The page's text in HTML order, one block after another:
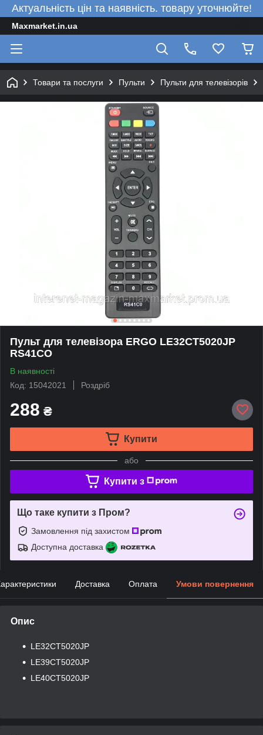
Актуальність цін та наявність. товару уточнюйте!
Maxmarket.in.ua
Товари та послуги Пульти Пульти для телевізорів
Пульт для телевізора ERGO LE32CT5020JP
RS41CO
В наявності
Код: 15042021
Роздріб
288 ₴
Купити
або
Купити з
Що таке купити з Пром?
Замовлення під захистом
Доступна доставка
Доставка Оплата Умови повернення
Опис
LE32CT5020JP
LE39CT5020JP
LE40CT5020JP